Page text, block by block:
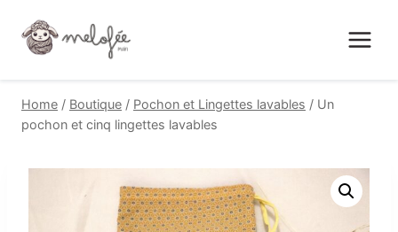
content
Home / Boutique / Pochon et Lingettes lavables / Un
pochon et cinq lingettes lavables